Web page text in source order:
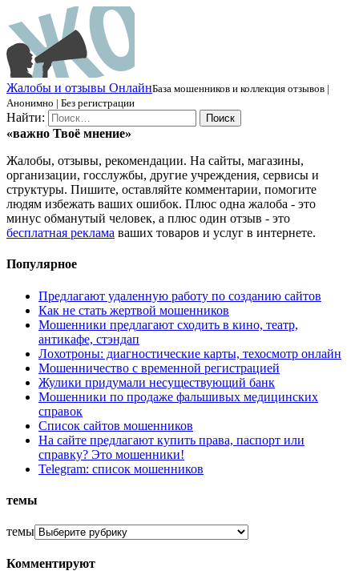
Жалобы и отзывы ОнлайнБаза мошенников и коллекция отзывов |
Анонимно | Без регистрации
Найти:
«важно Твоё мнение»
Жалобы, отзывы, рекомендации. На сайты, магазины,
организации, госслужбы, другие учреждения, сервисы и
структуры. Пишите, оставляйте комментарии, помогите
людям избежать ваших ошибок. Плюс одна жалоба - это
минус обманутый человек, а плюс один отзыв - это
бесплатная реклама ваших товаров и услуг в интернете.
Популярное
Предлагают удаленную работу по созданию сайтов
Как не стать жертвой мошенников
Мошенники предлагают сходить в кино, театр,
антикафе, стэндап
Лохотроны: диагностические карты, техосмотр онлайн
Мошенничество с временной регистрацией
Жулики придумали несуществующий банк
Мошенники по продаже фальшивых медицинских
справок
Список сайтов мошенников
На сайте предлагают купить права, паспорт или
справку? Это мошенники!
Telegram: список мошенников
темы
темы
Комментируют